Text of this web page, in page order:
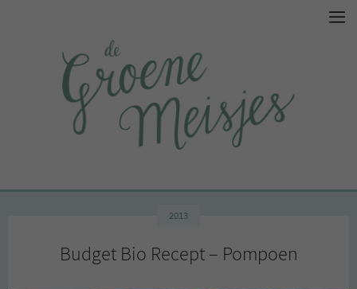
2013
Budget Bio Recept – Pompoen